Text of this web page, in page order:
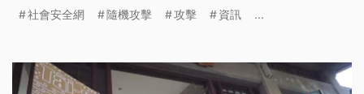
析。
社會安全網 隨機攻擊 攻擊 資訊 ...